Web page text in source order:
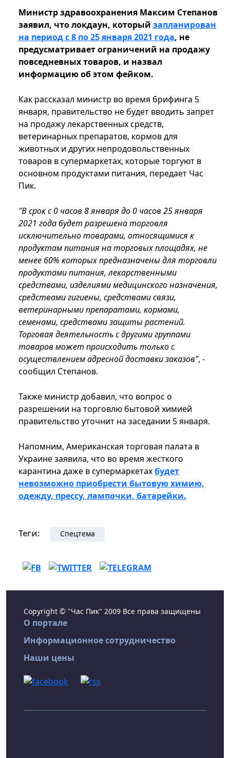
Министр здравоохранения Максим Степанов
заявил, что локдаун, который запланирован
на период с 8 по 25 января 2021 года, не
предусматривает ограничений на продажу
повседневных товаров, и назвал
информацию об этом фейком.
Как рассказал министр во время брифинга 5
января, правительство не будет вводить запрет
на продажу лекарственных средств,
ветеринарных препаратов, кормов для
животных и других непродовольственных
товаров в супермаркетах, которые торгуют в
основном продуктами питания, передает Час
Пик.
"В срок с 0 часов 8 января до 0 часов 25 января
2021 года будет разрешена торговля
исключительно товарами, относящимися к
продуктам питания на торговых площадях, не
менее 60% которых предназначены для торговли
продуктами питания, лекарственными
средствами, изделиями медицинского назначения,
средствами гигиены, средствами связи,
ветеринарными препаратами, кормами,
семенами, средствами защиты растений.
Торговая деятельность с другими группами
товаров может происходить только с
осуществлением адресной доставки заказов", -
сообщил Степанов.
Также министр добавил, что вопрос о
разрешении на торговлю бытовой химией
правительство уточнит на заседании 5 января.
Напомним, Американская торговая палата в
Украине заявила, что во время жесткого
карантина даже в супермаркетахбудет
невозможно приобрести бытовую химию,
одежду, прессу, лампочки, батарейки.
Теги: Спецтема
Copyright © "Час Пик" 2009 Все права защищены
О портале
Информационное сотрудничество
Наши цены